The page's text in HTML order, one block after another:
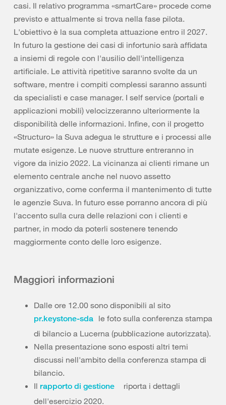
casi. Il relativo programma «smartCare» procede come
previsto e attualmente si trova nella fase pilota.
L'obiettivo è la sua completa attuazione entro il 2027.
In futuro la gestione dei casi di infortunio sarà affidata
a insiemi di regole con l'ausilio dell'intelligenza
artificiale. Le attività ripetitive saranno svolte da un
software, mentre i compiti complessi saranno assunti
da specialisti e case manager. I self service (portali e
applicazioni mobili) velocizzeranno ulteriormente la
disponibilità delle informazioni. Infine, con il progetto
«Structuro» la Suva adegua le strutture e i processi alle
mutate esigenze. Le nuove strutture entreranno in
vigore da inizio 2022. La vicinanza ai clienti rimane un
elemento centrale anche nel nuovo assetto
organizzativo, come conferma il mantenimento di tutte
le agenzie Suva. In futuro esse porranno ancora di più
l'accento sulla cura delle relazioni con i clienti e
partner, in modo da poterli sostenere tenendo
maggiormente conto delle loro esigenze.
Maggiori informazioni
Dalle ore 12.00 sono disponibili al sito
pr.keystone-sda le foto sulla conferenza stampa
di bilancio a Lucerna (pubblicazione autorizzata).
Nella presentazione sono esposti altri temi
discussi nell'ambito della conferenza stampa di
bilancio.
Il rapporto di gestione
riporta i dettagli
dell'esercizio 2020.